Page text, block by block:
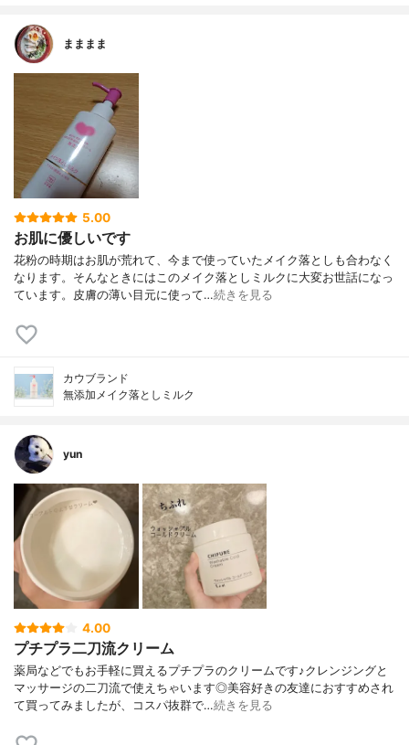
まままま
5.00
お肌に優しいです
花粉の時期はお肌が荒れて、今まで使っていたメイク落としも合わなく
なります。そんなときにはこのメイク落としミルクに大変お世話になっ
ています。皮膚の薄い目元に使って…続きを見る
カウブランド
無添加メイク落としミルク
yun
4.00
プチプラ二刀流クリーム
薬局などでもお手軽に買えるプチプラのクリームです♪クレンジングと
マッサージの二刀流で使えちゃいます◎美容好きの友達におすすめされ
て買ってみましたが、コスパ抜群で…続きを見る